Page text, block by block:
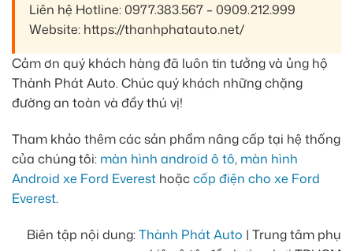
Liên hệ Hotline: 0977.383.567 – 0909.212.999
Website: https://thanhphatauto.net/
Cảm ơn quý khách hàng đã luôn tin tưởng và ủng hộ
Thành Phát Auto. Chúc quý khách những chặng
đường an toàn và đầy thú vị!
Tham khảo thêm các sản phẩm nâng cấp tại hệ thống
của chúng tôi: màn hình android ô tô, màn hình
Android xe Ford Everest hoặccốp điện cho xe Ford
Everest.
Biên tập nội dung:Thành Phát Auto | Trung tâm phụ